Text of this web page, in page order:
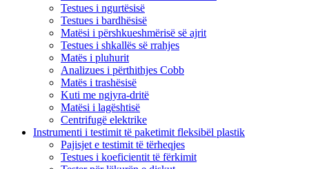
Testues i ngurtësisë
Testues i bardhësisë
Matësi i përshkueshmërisë së ajrit
Testues i shkallës së rrahjes
Matës i pluhurit
Analizues i përthithjes Cobb
Matës i trashësisë
Kuti me ngjyra-dritë
Matësi i lagështisë
Centrifugë elektrike
Instrumenti i testimit të paketimit fleksibël plastik
Pajisjet e testimit të tërheqjes
Testues i koeficientit të fërkimit